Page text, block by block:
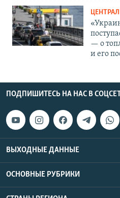
— о
и его
ПОДПИШИТЕСЬ НА НАС В
ВЫХОДНЫЕ ДАННЫЕ
ОСНОВНЫЕ РУБРИКИ